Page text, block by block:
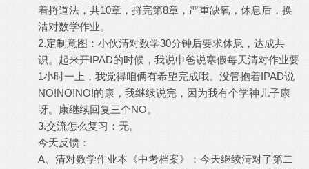
着捋道法，共10章，捋完第8章，严重缺氧，休息后，换
清对数学作业。
2.定制意图：小伙清对数学30分钟后要求休息，达成共
识。起来开IPAD的时候，我说申爸说寒假每天清对作业要
1小时一上，我觉得咱俩有希望完成哦。没管抱着IPAD说
NO!NO!NO!的康，我继续说完，因为我有个学神儿子康
呀。康继续回复三个NO。
3.交流怎么复习：无。
今天反馈：
A、清对数学作业本《中考档案》：今天继续清对了第二